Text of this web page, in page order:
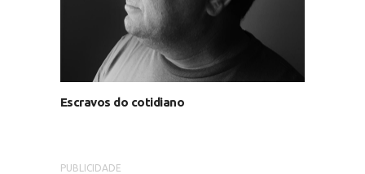
Escravos do cotidiano
PUBLICIDADE